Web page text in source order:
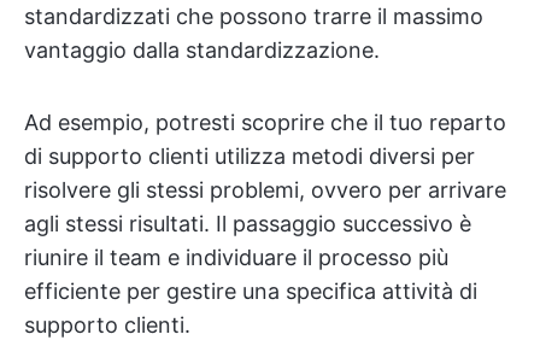
standardizzati che possono trarre il massimo
vantaggio dalla standardizzazione.
Ad esempio, potresti scoprire che il tuo reparto
di supporto clienti utilizza metodi diversi per
risolvere gli stessi problemi, ovvero per arrivare
agli stessi risultati. Il passaggio successivo è
riunire il team e individuare il processo più
efficiente per gestire una specifica attività di
supporto clienti.